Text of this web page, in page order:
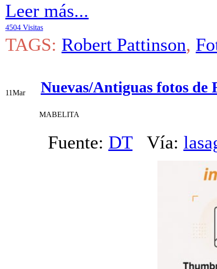
Leer más...
4504 Visitas
TAGS: Robert Pattinson,
11Mar Nuevas/Antiguas fotos de
MABELITA
Fuente: DTVía: